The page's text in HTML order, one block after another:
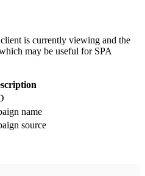
is currently viewing and the
may be useful for SPA
name
source